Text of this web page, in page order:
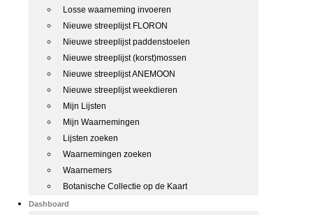
Losse waarneming invoeren
Nieuwe streeplijst FLORON
Nieuwe streeplijst paddenstoelen
Nieuwe streeplijst (korst)mossen
Nieuwe streeplijst ANEMOON
Nieuwe streeplijst weekdieren
Mijn Lijsten
Mijn Waarnemingen
Lijsten zoeken
Waarnemingen zoeken
Waarnemers
Botanische Collectie op de Kaart
Dashboard